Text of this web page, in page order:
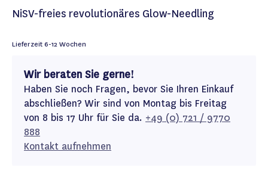
NiSV-freies revolutionäres Glow-Needling
Lieferzeit6-12 Wochen
Wir beraten Sie gerne!
Haben Sie noch Fragen, bevor Sie Ihren Einkauf
abschließen? Wir sind von Montag bis Freitag
von 8 bis 17 Uhr für Sie da. +49 (0) 721 / 9770
888
Kontakt aufnehmen